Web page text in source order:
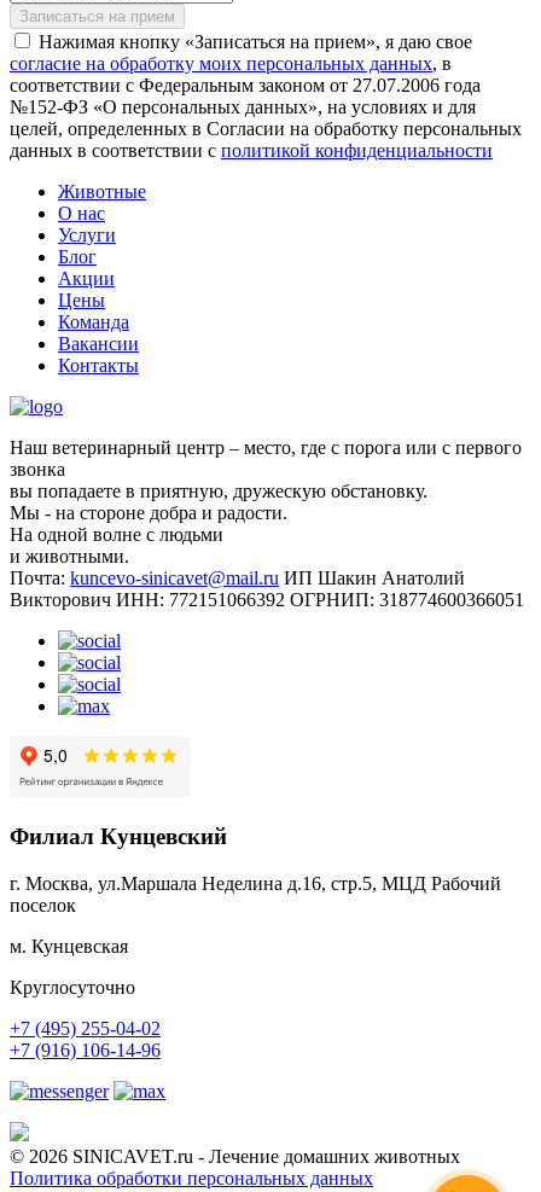
Нажимая кнопку «Записаться на прием», я даю свое
согласие на обработку моих персональных данных, в
соответствии с Федеральным законом от 27.07.2006 года
№152-ФЗ «О персональных данных», на условиях и для
целей, определенных в Согласии на обработку персональных
данных в соответствии с политикой конфиденциальности
Животные
О нас
Услуги
Блог
Акции
Цены
Команда
Вакансии
Контакты
Наш ветеринарный центр – место, где с порога или с первого
звонка
вы попадаете в приятную, дружескую обстановку.
Мы - на стороне добра и радости.
На одной волне с людьми
и животными.
Почта: kuncevo-sinicavet@mail.ru ИП Шакин Анатолий
Викторович ИНН: 772151066392 ОГРНИП: 318774600366051
Филиал Кунцевский
г. Москва, ул.Маршала Неделина д.16, стр.5, МЦД Рабочий
поселок
м. Кунцевская
Круглосуточно
+7 (495) 255-04-02
+7 (916) 106-14-96
© 2026 SINICAVET.ru - Лечение домашних животных
Политика обработки персональных данных